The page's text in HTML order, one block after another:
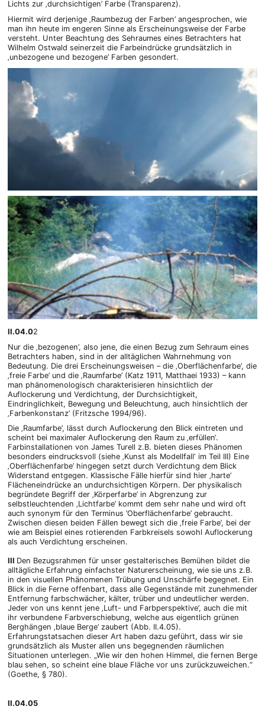
Lichts zur ‚durchsichtigen’ Farbe (Transparenz).
Hiermit wird derjenige ‚Raumbezug der Farben’ angesprochen, wie
man ihn heute im engeren Sinne als Erscheinungsweise der Farbe
versteht. Unter Beachtung des Sehraumes eines Betrachters hat
Wilhelm Ostwald seinerzeit die Farbeindrücke grundsätzlich in
‚unbezogene und bezogene’ Farben gesondert.
II.04.02
Nur die ‚bezogenen’, also jene, die einen Bezug zum Sehraum eines
Betrachters haben, sind in der alltäglichen Wahrnehmung von
Bedeutung. Die drei Erscheinungsweisen – die ‚Oberflächenfarbe’, die
‚freie Farbe’ und die ‚Raumfarbe’ (Katz 1911, Matthaei 1933) – kann
man phänomenologisch charakterisieren hinsichtlich der
Auflockerung und Verdichtung, der Durchsichtigkeit,
Eindringlichkeit, Bewegung und Beleuchtung, auch hinsichtlich der
‚Farbenkonstanz’ (Fritzsche 1994/96).
Die ‚Raumfarbe’, lässt durch Auflockerung den Blick eintreten und
scheint bei maximaler Auflockerung den Raum zu ‚erfüllen‘.
Farbinstallationen von James Turell z.B. bieten dieses Phänomen
besonders eindrucksvoll (siehe ‚Kunst als Modellfall‘ im Teil III) Eine
‚Oberflächenfarbe’ hingegen setzt durch Verdichtung dem Blick
Widerstand entgegen. Klassische Fälle hierfür sind hier ‚harte’
Flächeneindrücke an undurchsichtigen Körpern. Der physikalisch
begründete Begriff der ‚Körperfarbe’ in Abgrenzung zur
selbstleuchtenden ‚Lichtfarbe’ kommt dem sehr nahe und wird oft
auch synonym für den Terminus ’Oberflächenfarbe’ gebraucht.
Zwischen diesen beiden Fällen bewegt sich die ‚freie Farbe’, bei der
wie am Beispiel eines rotierenden Farbkreisels sowohl Auflockerung
als auch Verdichtung erscheinen.
III Den Bezugsrahmen für unser gestalterisches Bemühen bildet die
alltägliche Erfahrung einfachster Naturerscheinung, wie sie uns z.B.
in den visuellen Phänomenen Trübung und Unschärfe begegnet. Ein
Blick in die Ferne offenbart, dass alle Gegenstände mit zunehmender
Entfernung farbschwächer, kälter, trüber und undeutlicher werden.
Jeder von uns kennt jene ‚Luft- und Farbperspektive’, auch die mit
ihr verbundene Farbverschiebung, welche aus eigentlich grünen
Berghängen ‚blaue Berge’ zaubert (Abb. II.4.05).
Erfahrungstatsachen dieser Art haben dazu geführt, dass wir sie
grundsätzlich als Muster allen uns begegnenden räumlichen
Situationen unterlegen. „Wie wir den hohen Himmel, die fernen Berge
blau sehen, so scheint eine blaue Fläche vor uns zurückzuweichen.“
(Goethe, § 780).
II.04.05